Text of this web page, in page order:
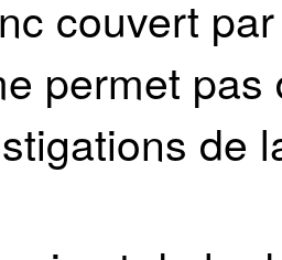
couvert
permet
de